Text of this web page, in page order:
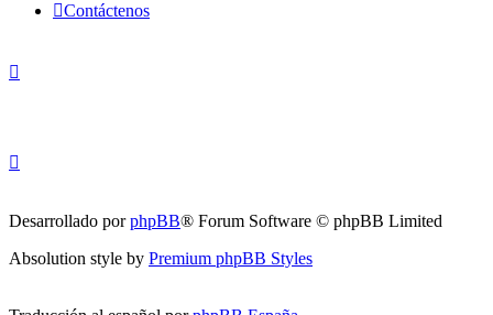
Contáctenos
Desarrollado porphpBB® Forum Software © phpBB Limited
Absolution style by Premium phpBB Styles